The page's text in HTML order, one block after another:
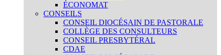
ÉCONOMAT
CONSEILS
CONSEIL DIOCÉSAIN DE PASTORALE
COLLÈGE DES CONSULTEURS
CONSEIL PRESBYTÉRAL
CDAE